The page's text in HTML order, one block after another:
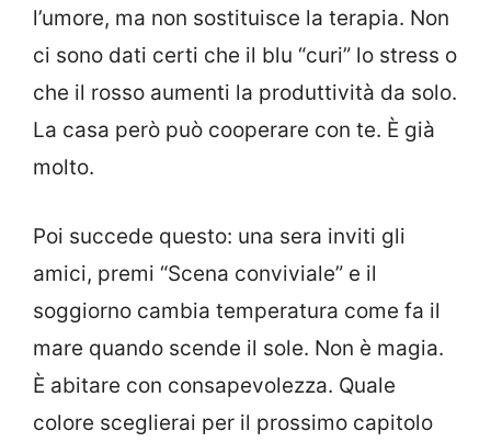
l’umore, ma non sostituisce la terapia. Non
ci sono dati certi che il blu “curi” lo stress o
che il rosso aumenti la produttività da solo.
La casa però può cooperare con te. È già
molto.
Poi succede questo: una sera inviti gli
amici, premi “Scena conviviale” e il
soggiorno cambia temperatura come fa il
mare quando scende il sole. Non è magia.
È abitare con consapevolezza. Quale
colore sceglierai per il prossimo capitolo